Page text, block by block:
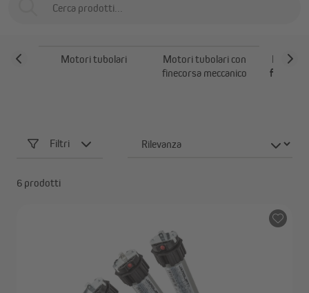
Motori per tapparelle
Motori tubolari
Motori tubolari con
finecorsa meccanico
Motori
Filtri
6 prodotti